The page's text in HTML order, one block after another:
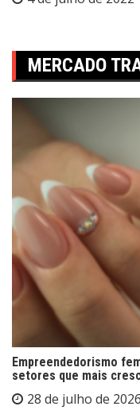
MERCADO
Empreendedorismo
setores que mais
28 de julho de 2026